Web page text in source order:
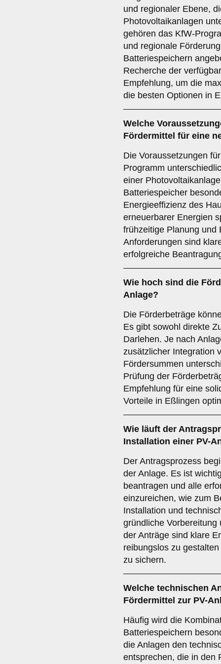
und regionaler Ebene,
Photovoltaikanlagen
gehören das KfW-
und regionale
Batteriespeichern
Recherche der
Empfehlung, um die
die besten Optionen in
Welche
Fördermittel für eine
Die Voraussetzungen
Programm
einer
Batteriespeicher
Energieeffizienz des
erneuerbarer Energien
frühzeitige Planung und
Anforderungen sind
erfolgreiche
Wie hoch sind die
Anlage?
Die Förderbeträge
Es gibt sowohl direkte
Darlehen. Je nach
zusätzlicher Integration
Fördersummen
Prüfung der
Empfehlung für eine
Vorteile in Eßlingen
Wie läuft der
Installation einer PV-
Der Antragsprozess
der Anlage. Es ist
beantragen und alle
einzureichen, wie zum
Installation und
gründliche
der Anträge sind klare
reibungslos zu
zu sichern.
Welche technischen
Fördermittel zur PV-
Häufig wird die
Batteriespeichern
die Anlagen den
entsprechen, die in den